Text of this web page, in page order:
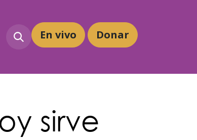
En vivo Donar
sirve